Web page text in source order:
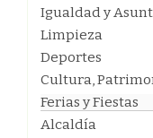
Igualdad y
Limpieza
Deportes
Cultura,
Ferias y Fiestas
Alcaldía